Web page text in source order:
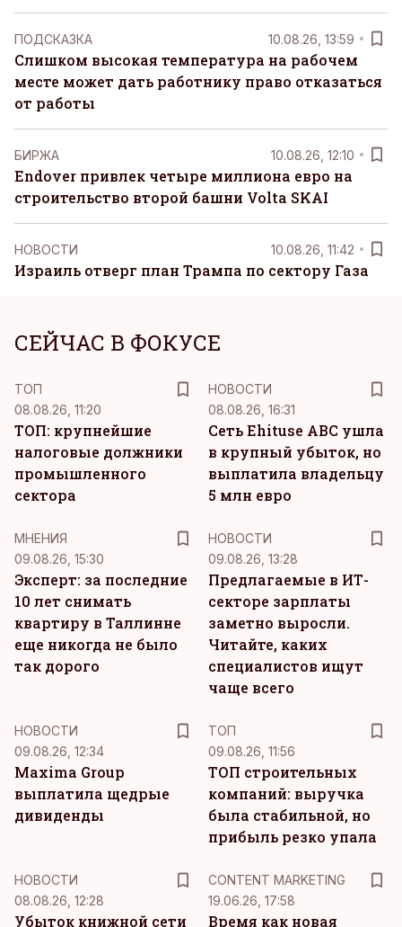
ПОДСКАЗКА 10.08.26, 13:59
Слишком высокая температура на рабочем
месте может дать работнику право отказаться
от работы
БИРЖА 10.08.26, 12:10
Endover привлек четыре миллиона евро на
строительство второй башни Volta SKAI
НОВОСТИ 10.08.26, 11:42
Израиль отверг план Трампа по сектору Газа
СЕЙЧАС В ФОКУСЕ
ТОП
08.08.26, 11:20
ТОП: крупнейшие
налоговые должники
промышленного
сектора
НОВОСТИ
08.08.26, 16:31
Сеть Ehituse ABC ушла
в крупный убыток, но
выплатила владельцу
5 млн евро
MНЕНИЯ
09.08.26, 15:30
Эксперт: за последние
10 лет снимать
квартиру в Таллинне
еще никогда не было
так дорого
НОВОСТИ
09.08.26, 13:28
Предлагаемые в ИТ-
секторе зарплаты
заметно выросли.
Читайте, каких
специалистов ищут
чаще всего
НОВОСТИ
09.08.26, 12:34
Maxima Group
выплатила щедрые
дивиденды
ТОП
09.08.26, 11:56
ТОП строительных
компаний: выручка
была стабильной, но
прибыль резко упала
НОВОСТИ
08.08.26, 12:28
Убыток книжной сети
CONTENT MARKETING
19.06.26, 17:58
Время как новая